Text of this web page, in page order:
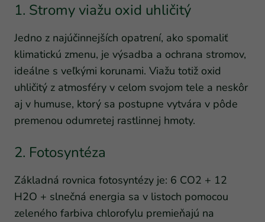
1. Stromy viažu oxid uhličitý
Jedno z najúčinnejších opatrení, ako spomaliť
klimatickú zmenu, je výsadba a ochrana stromov,
ideálne s veľkými korunami. Viažu totiž oxid
uhličitý z atmosféry v celom svojom tele a neskôr
aj v humuse, ktorý sa postupne vytvára v pôde
premenou odumretej rastlinnej hmoty.
2. Fotosyntéza
Základná rovnica fotosyntézy je: 6 CO2 + 12
H2O + slnečná energia sa v listoch pomocou
zeleného farbiva chlorofylu premieňajú na